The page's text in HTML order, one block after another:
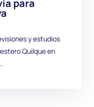
para
y estudios
Quilque en